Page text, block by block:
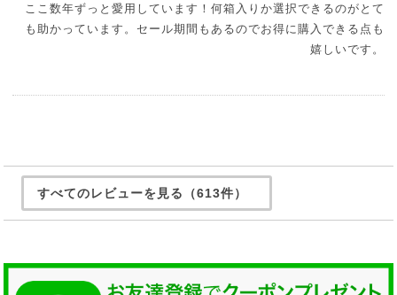
ここ数年ずっと愛用しています！何箱入りか選択できるのがとて
も助かっています。セール期間もあるのでお得に購入できる点も
嬉しいです。
すべてのレビューを見る（613件）